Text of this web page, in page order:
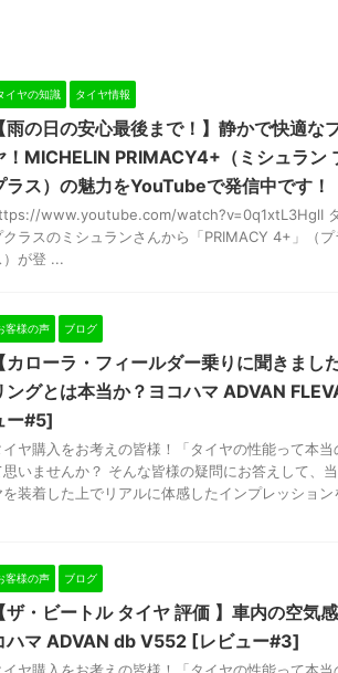
イヤの知識 タイヤ情報
雨の日の安心最後まで！】静かで快適な
！MICHELIN PRIMACY4+（ミシュラン
ラス）の魅力をYouTubeで発信中です！
www.youtube.com/watch?v=0q1xtL3HglI タ
クラスのミシュランさんから「PRIMACY 4+」（
）が登 ...
客様の声 ブログ
カローラ・フィールダー乗りに聞きまし
ングとは本当か？ヨコハマ ADVAN
ー#5]
イヤ購入をお考えの皆様！「タイヤの性能って本
思いませんか？ そんな皆様の疑問にお答えして、
を装着した上でリアルに体感したインプレッショ
客様の声 ブログ
ザ・ビートル タイヤ 評価 】車内の空気
ハマ ADVAN db V552 [レビュー#3]